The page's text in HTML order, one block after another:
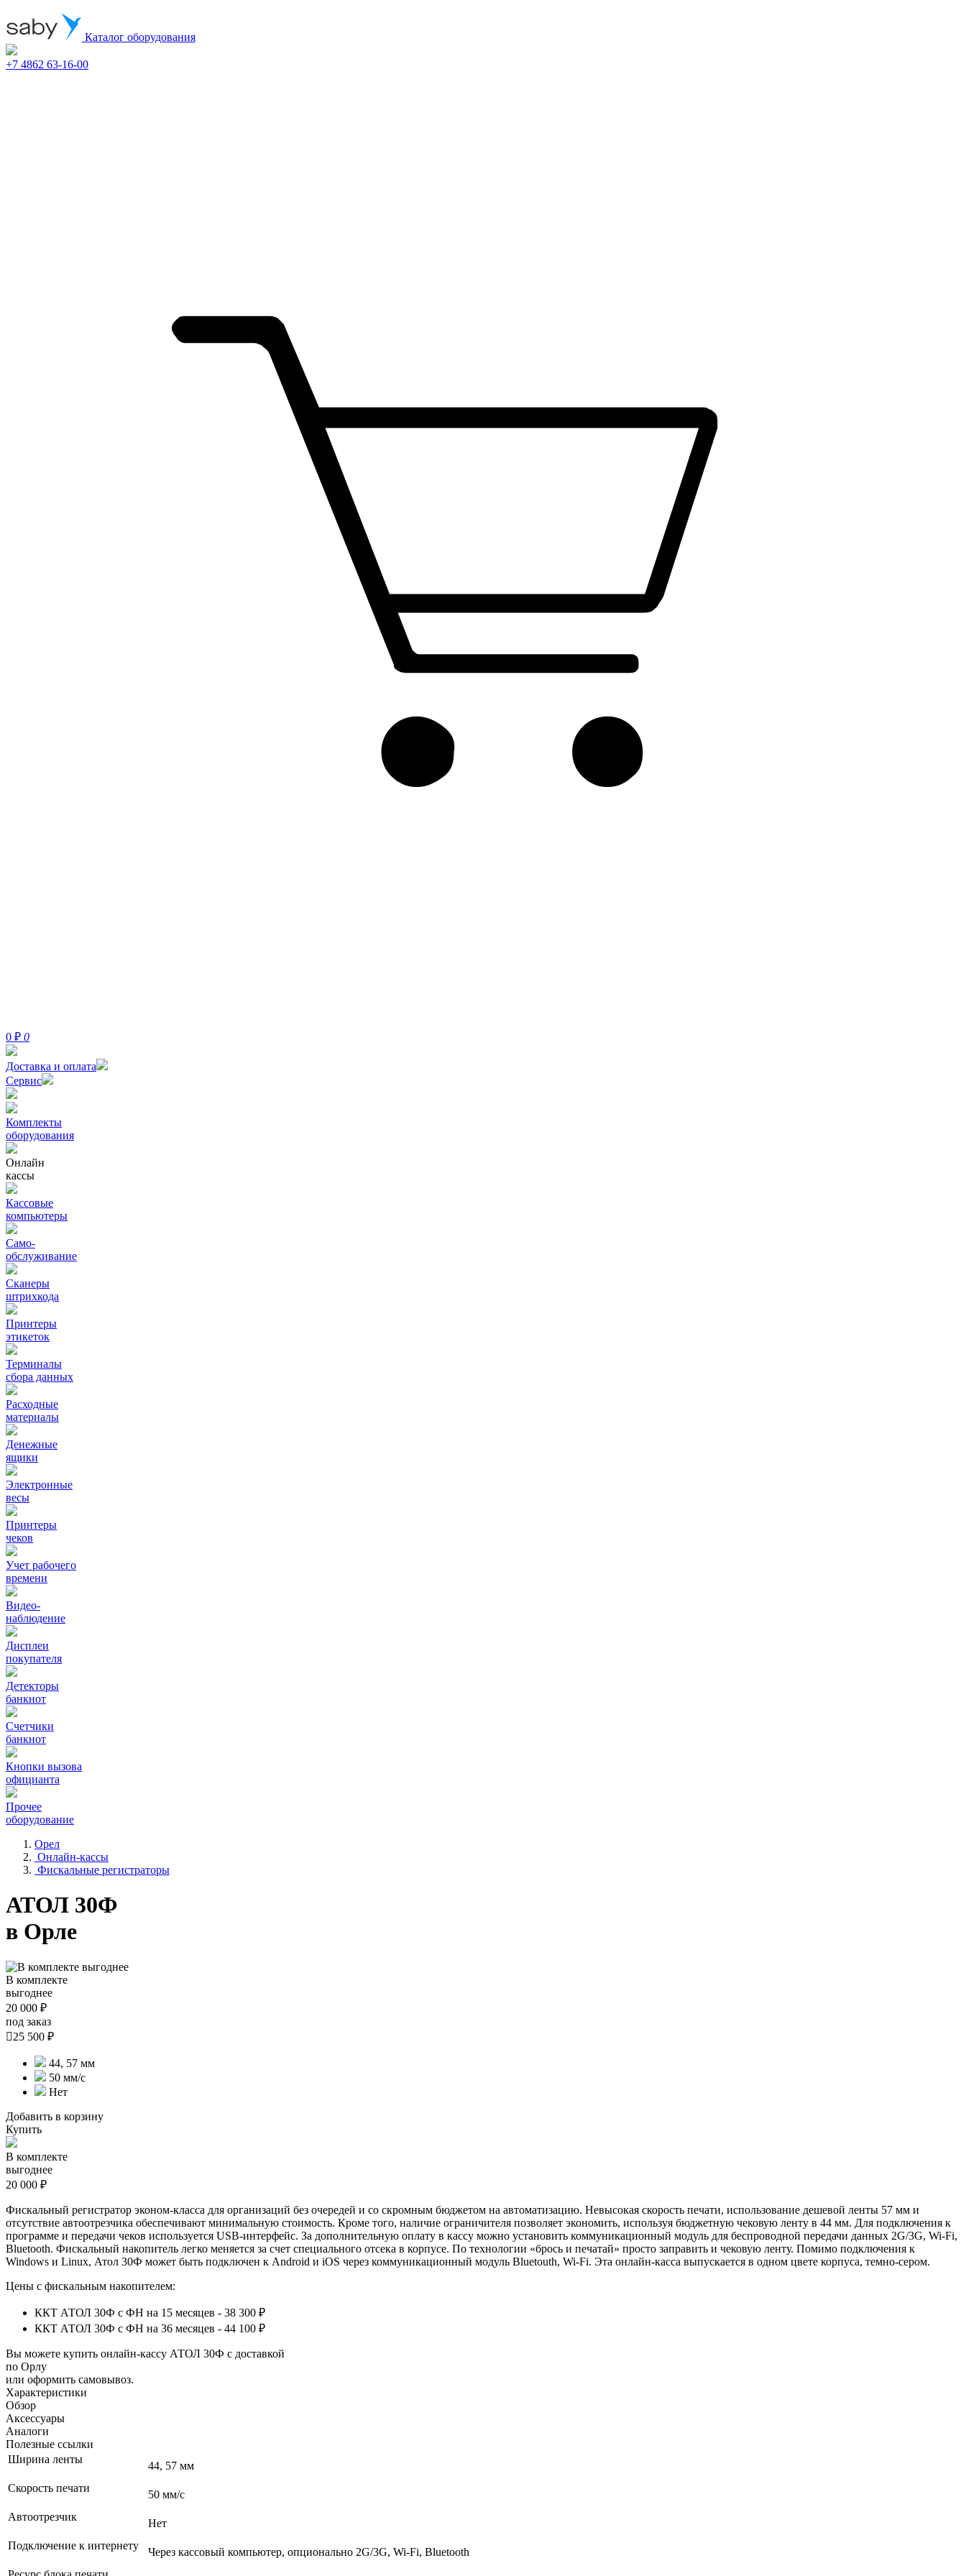
Каталог оборудования
+7 4862 63-16-00
0 ₽ 0
Доставка и оплата
Сервис
Комплекты
оборудования
Онлайн
кассы
Кассовые
компьютеры
Само-
обслуживание
Сканеры
штрихкода
Принтеры
этикеток
Терминалы
сбора данных
Расходные
материалы
Денежные
ящики
Электронные
весы
Принтеры
чеков
Учет рабочего
времени
Видео‑
наблюдение
Дисплеи
покупателя
Детекторы
банкнот
Счетчики
банкнот
Кнопки вызова
официанта
Прочее
оборудование
Орел
Онлайн-кассы
Фискальные регистраторы
АТОЛ 30Ф
в Орле
В комплекте
выгоднее
20 000 ₽
под заказ
25 500 ₽
44, 57 мм
50 мм/с
Нет
Добавить в корзину
Купить
В комплекте
выгоднее
20 000 ₽
Фискальный регистратор эконом-класса для организаций без очередей и со скромным бюджетом на автоматизацию. Невысокая скорость печати, использование дешевой ленты 57 мм и
отсутствие автоотрезчика обеспечивают минимальную стоимость. Кроме того, наличие ограничителя позволяет экономить, используя бюджетную чековую ленту в 44 мм. Для подключения к
программе и передачи чеков используется USB-интерфейс. За дополнительную оплату в кассу можно установить коммуникационный модуль для беспроводной передачи данных 2G/3G, Wi-Fi,
Bluetooth. Фискальный накопитель легко меняется за счет специального отсека в корпусе. По технологии «брось и печатай» просто заправить и чековую ленту. Помимо подключения к
Windows и Linux, Атол 30Ф может быть подключен к Android и iOS через коммуникационный модуль Bluetouth, Wi-Fi. Эта онлайн-касса выпускается в одном цвете корпуса, темно-сером.
Цены с фискальным накопителем:
ККТ АТОЛ 30Ф с ФН на 15 месяцев - 38 300 ₽
ККТ АТОЛ 30Ф с ФН на 36 месяцев - 44 100 ₽
Вы можете купить онлайн‑кассу АТОЛ 30Ф с доставкой
по Орлу
или оформить самовывоз.
Характеристики
Обзор
Аксессуары
Аналоги
Полезные ссылки
Ширина ленты
44, 57 мм
Скорость печати
50 мм/с
Автоотрезчик
Нет
Подключение к интернету
Через кассовый компьютер, опционально 2G/3G, Wi-Fi, Bluetooth